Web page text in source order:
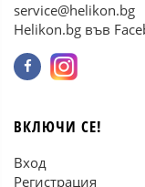
service@helikon.bg
Helikon.bg във
ВКЛЮЧИ СЕ!
Вход
Регистрация